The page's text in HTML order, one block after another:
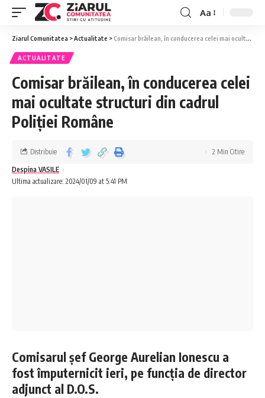
Aa
Ziarul Comunitatea >Actualitate >Comisar brăilean, în conducerea celei mai ocultate structuri din cadrul Poliției Române
ACTUALITATE
Comisar brăilean, în conducerea celei
mai ocultate structuri din cadrul
Poliției Române
Ultima actualizare: 2024/01/09 at 5:41 PM
Despina VASILE
Distribuie 2 Min Citire
Comisarul șef George Aurelian Ionescu a
fost împuternicit ieri, pe funcția de director
adjunct al D.O.S.